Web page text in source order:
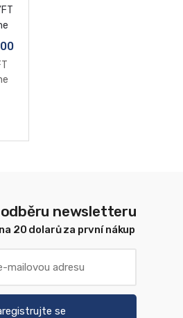
newsletteru
20 dolarů za první nákup
se